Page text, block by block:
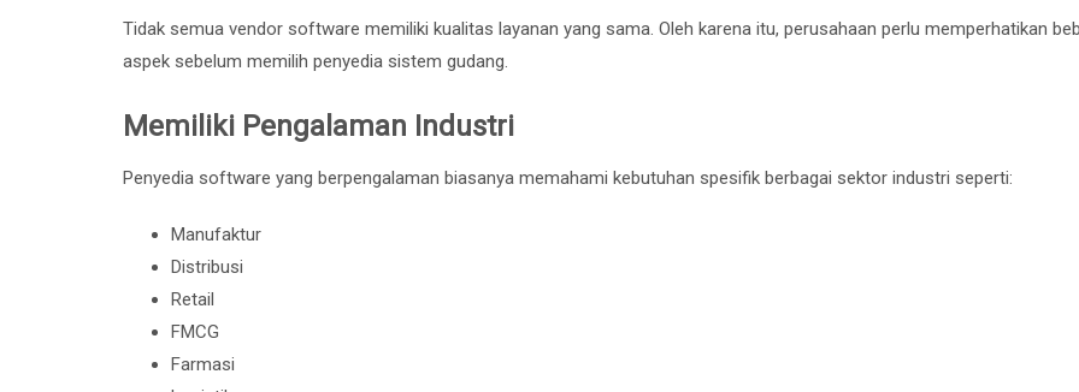
Tidak semua vendor software memiliki kualitas layanan yang sama. Oleh karena itu, perusahaan perlu memperhatikan
aspek sebelum memilih penyedia sistem gudang.
Memiliki Pengalaman Industri
Penyedia software yang berpengalaman biasanya memahami kebutuhan spesifik berbagai sektor industri seperti:
Manufaktur
Distribusi
Retail
FMCG
Farmasi